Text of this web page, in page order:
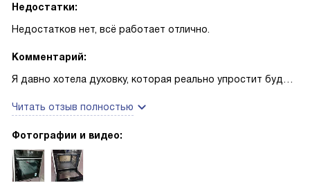
Недостатки:
Недостатков нет, всё работает отлично.
Комментарий:
Я давно хотела духовку, которая реально упростит будни,
ожидания. Однажды решила испечь хлеб для воскресного
завтрака — включила режим с паром, и тесто поднялось
корочка у батона идеальная. В другой раз готовила
овощи на пару для гостей: они получились сочными,
Читать отзыв полностью
Фотографии и видео: